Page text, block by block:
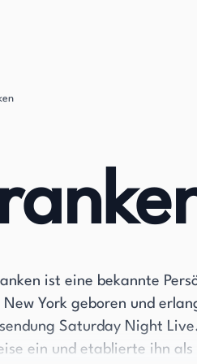
ist eine bekannte
New York geboren und
Saturday Night
ein und etablierte ihn